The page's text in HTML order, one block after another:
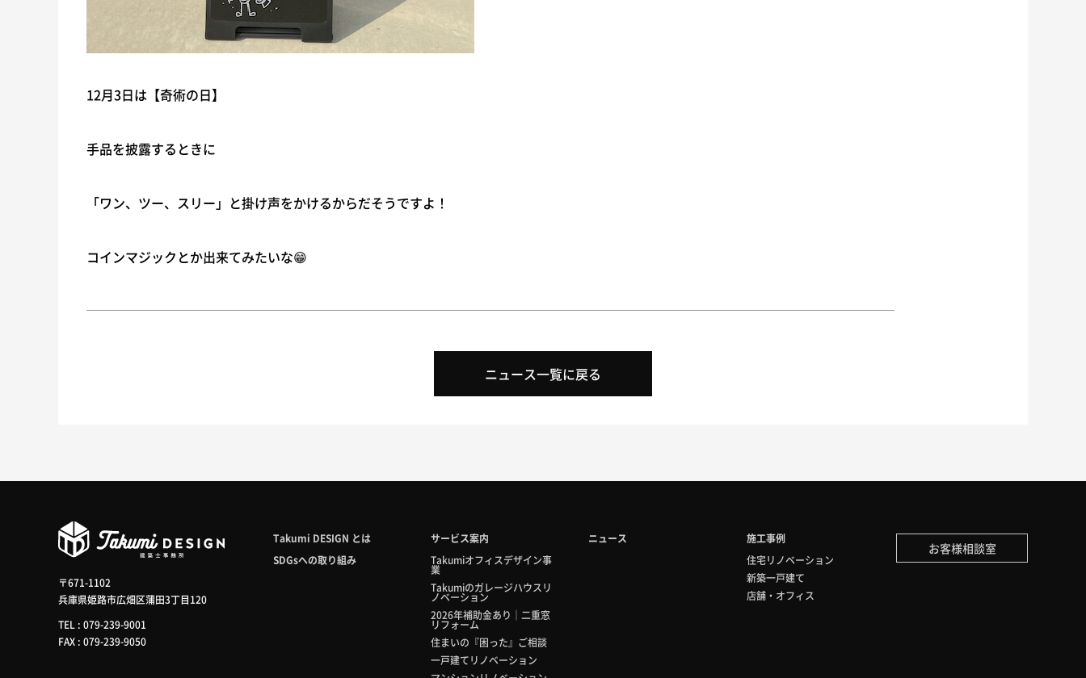
12月3日は【奇術の日】
手品を披露するときに
「ワン、ツー、スリー」と掛け声をかけるからだそうですよ！
コインマジックとか出来てみたいな😁
ニュース一覧に戻る
〒671-1102
兵庫県姫路市広畑区蒲田3丁目120
TEL : 079-239-9001
FAX : 079-239-9050
Takumi DESIGN とは
SDGsへの取り組み
サービス案内
Takumiオフィスデザイン事
業
Takumiのガレージハウスリ
ノベーション
2026年補助金あり｜二重窓
リフォーム
住まいの『困った』ご相談
一戸建てリノベーション
ニュース
施工事例
住宅リノベーション
新築一戸建て
店舗・オフィス
お客様相談室